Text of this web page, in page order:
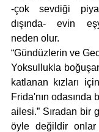
-çok sevdiği
dışında- evin
neden olur.
“Gündüzlerin ve
Yoksullukla
katlanan kızları
Frida'nın odasında
ailesi.” Sıradan bir
öyle değildir